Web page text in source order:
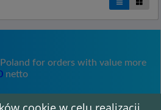
for orders with value more
netto